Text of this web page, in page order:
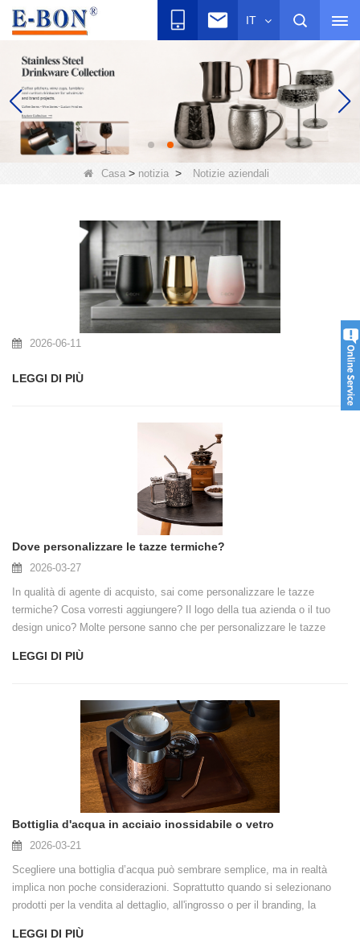
IT
Casa> notizia> Notizie aziendali
2026-06-11
LEGGI DI PIÙ
Dove personalizzare le tazze termiche?
2026-03-27
In qualità di agente di acquisto, sai come personalizzare le tazze
termiche? Cosa vorresti aggiungere? Il logo della tua azienda o il tuo
design unico? Molte persone sanno che per personalizzare le tazze
disegni.
LEGGI DI PIÙ
Bottiglia d'acqua in acciaio inossidabile o vetro
2026-03-21
Scegliere una bottiglia d’acqua può sembrare semplice, ma in realtà
implica non poche considerazioni. Soprattutto quando si selezionano
prodotti per la vendita al dettaglio, all'ingrosso o per il branding, la
LEGGI DI PIÙ